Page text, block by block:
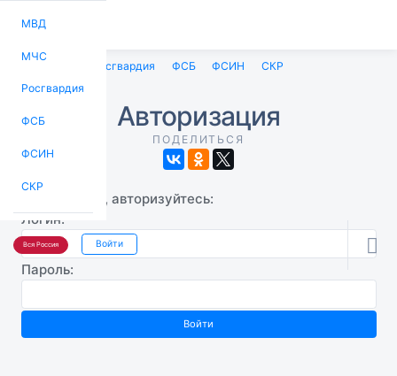
МВД
МЧС
Росгвардия
ФСБ
ФСИН
СКР
Вся Россия Войти 
Росгвардия ФСБ ФСИН СКР
Авторизация
ПОДЕЛИТЬСЯ
Пожалуйста, авторизуйтесь:
Логин:
Пароль: